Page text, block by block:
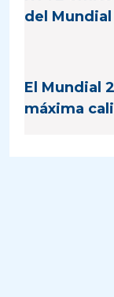
del
El Mundial
máxima